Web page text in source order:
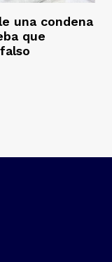
una condena
que